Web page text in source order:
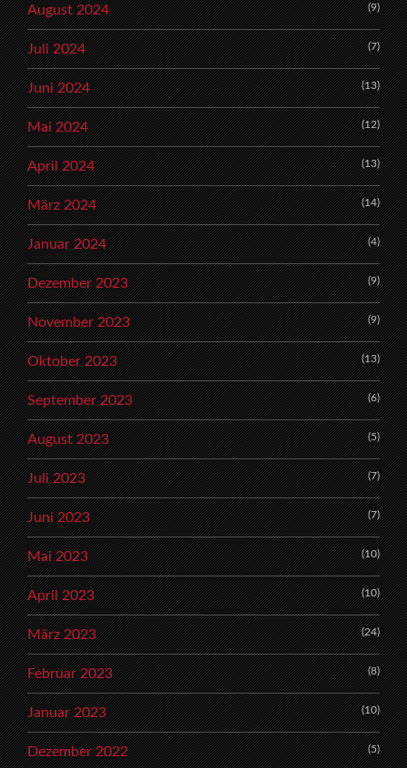
August 2024 (9)
Juli 2024 (7)
Juni 2024 (13)
Mai 2024 (12)
April 2024 (13)
März 2024 (14)
Januar 2024 (4)
Dezember 2023 (9)
November 2023 (9)
Oktober 2023 (13)
September 2023 (6)
August 2023 (5)
Juli 2023 (7)
Juni 2023 (7)
Mai 2023 (10)
April 2023 (10)
März 2023 (24)
Februar 2023 (8)
Januar 2023 (10)
Dezember 2022 (5)